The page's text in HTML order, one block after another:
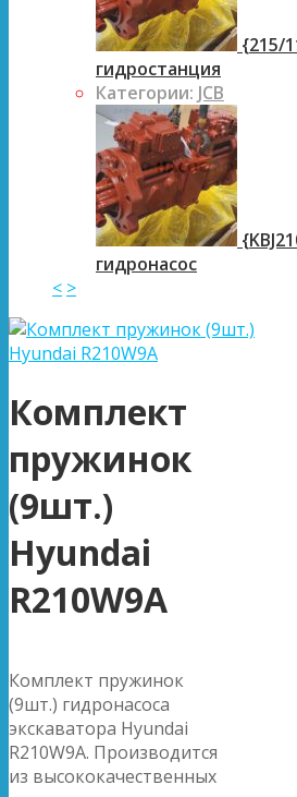
{215/
гидростанция
Категории: JCB
гидронасос
< >
Комплект
пружинок
(9шт.)
Hyundai
R210W9A
Комплект пружинок
(9шт.) гидронасоса
экскаватора Hyundai
R210W9A. Производится
из высококачественных